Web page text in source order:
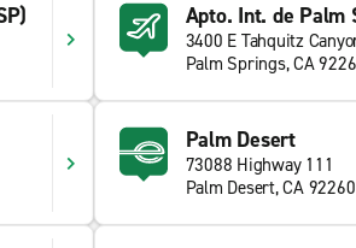
Apto. Int. de Palm
3400 E Tahquitz
Palm Springs, CA
Palm Desert
73088 Highway 111
Palm Desert, CA 92260